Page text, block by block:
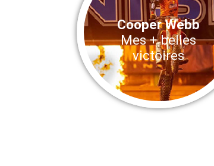
Cooper Webb
Mes + belles
victoires